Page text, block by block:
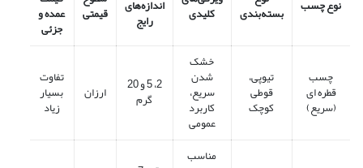
نوع چسب بسته‌بندی کلیدی اندازه‌های
رایج قیمتی عمده و
جزئی
چسب
قطره ‌ای
(سریع)
تیوپی،
قوطی
کوچک
خشک
شدن
سریع،
کاربرد
عمومی
2، 5 و 20
گرم ارزان
تفاوت
بسیار
زیاد
مناسب